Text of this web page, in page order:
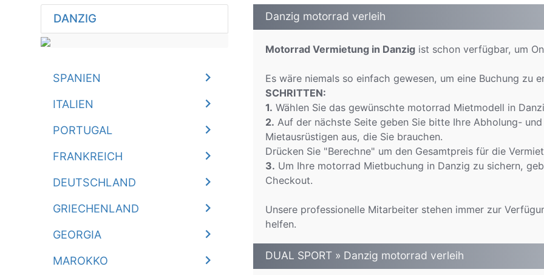
DANZIG
SPANIEN
ITALIEN
PORTUGAL
FRANKREICH
DEUTSCHLAND
GRIECHENLAND
GEORGIA
MAROKKO
Danzig motorrad verleih
Motorrad Vermietung in Danzigist schon verfügbar, um
Es wäre niemals so einfach gewesen, um eine Buchung zu
SCHRITTEN:
1. Wählen Sie das gewünschte motorrad Mietmodell in
2. Auf der nächste Seite geben Sie bitte Ihre Abholung-
Mietausrüstigen aus, die Sie brauchen.
Drücken Sie "Berechne" um den Gesamtpreis für die
3. Um Ihre motorrad Mietbuchung in Danzig zu sichern,
Checkout.
Unsere professionelle Mitarbeiter stehen immer zur
helfen.
DUAL SPORT » Danzig motorrad verleih